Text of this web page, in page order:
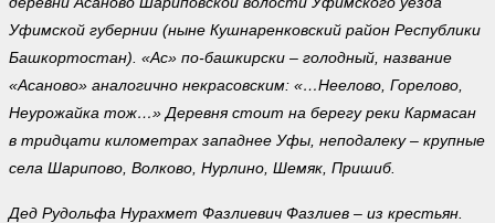
Уфимской губернии (ныне Кушнаренковский район Республики
Башкортостан). «Ас» по-башкирски – голодный, название
«Асаново» аналогично некрасовским: «…Неелово, Горелово,
Неурожайка тож…» Деревня стоит на берегу реки Кармасан
в тридцати километрах западнее Уфы, неподалеку – крупные
села Шарипово, Волково, Нурлино, Шемяк, Пришиб.
Дед Рудольфа Нурахмет Фазлиевич Фазлиев – из крестьян.